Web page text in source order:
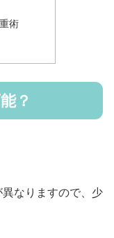
術
？
なりますので、少